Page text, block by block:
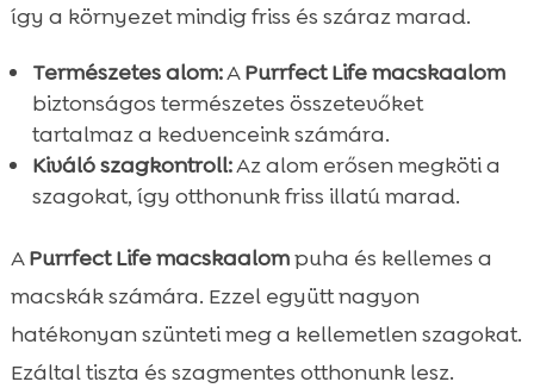
így a környezet mindig friss és száraz marad.
Természetes alom:APurrfect Life macskaalom
biztonságos természetes összetevőket
tartalmaz a kedvenceink számára.
Kiváló szagkontroll:Az alom erősen megköti a
szagokat, így otthonunk friss illatú marad.
APurrfect Life macskaalompuha és kellemes a
macskák számára. Ezzel együtt nagyon
hatékonyan szünteti meg a kellemetlen szagokat.
Ezáltal tiszta és szagmentes otthonunk lesz.